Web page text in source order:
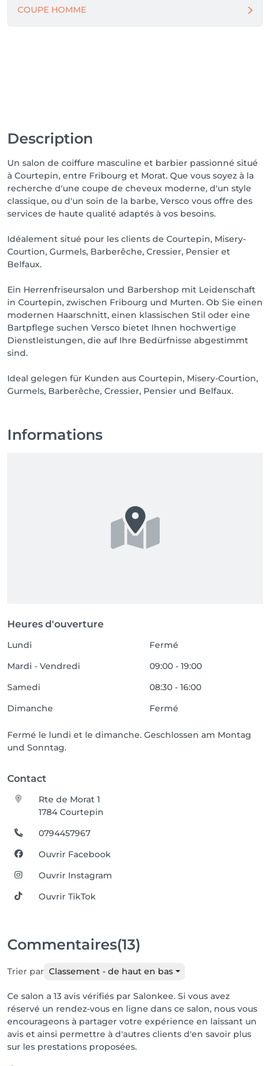
COUPE HOMME
Description
Un salon de coiffure masculine et barbier passionné situé
à Courtepin, entre Fribourg et Morat. Que vous soyez à la
recherche d'une coupe de cheveux moderne, d'un style
classique, ou d'un soin de la barbe, Versco vous offre des
services de haute qualité adaptés à vos besoins.
Idéalement situé pour les clients de Courtepin, Misery-
Courtion, Gurmels, Barberêche, Cressier, Pensier et
Belfaux.
Ein Herrenfriseursalon und Barbershop mit Leidenschaft
in Courtepin, zwischen Fribourg und Murten. Ob Sie einen
modernen Haarschnitt, einen klassischen Stil oder eine
Bartpflege suchen Versco bietet Ihnen hochwertige
Dienstleistungen, die auf Ihre Bedürfnisse abgestimmt
sind.
Ideal gelegen für Kunden aus Courtepin, Misery-Courtion,
Gurmels, Barberêche, Cressier, Pensier und Belfaux.
Informations
Heures d'ouverture
Lundi
Fermé
Mardi - Vendredi
09:00 - 19:00
Samedi
08:30 - 16:00
Dimanche
Fermé
Fermé le lundi et le dimanche. Geschlossen am Montag
und Sonntag.
Contact
Rte de Morat 1
1784 Courtepin
0794457967
Ouvrir Facebook
Ouvrir Instagram
Ouvrir TikTok
Commentaires(13)
Trier par Classement - de haut en bas
Ce salon a 13 avis vérifiés par Salonkee. Si vous avez
réservé un rendez-vous en ligne dans ce salon, nous vous
encourageons à partager votre expérience en laissant un
avis et ainsi permettre à d'autres clients d'en savoir plus
sur les prestations proposées.